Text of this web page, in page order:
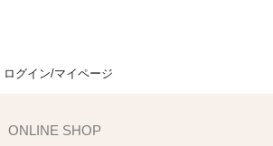
ログイン/マイページ
ONLINE SHOP